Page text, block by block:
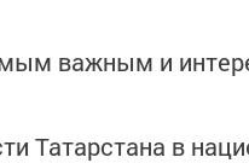
важным и
Татарстана в